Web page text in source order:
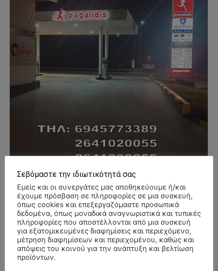
- Advertisment -
Σεβόμαστε την ιδιωτικότητά σας
Εμείς και οι συνεργάτες μας αποθηκεύουμε ή/και
έχουμε πρόσβαση σε πληροφορίες σε μια συσκευή,
όπως cookies και επεξεργαζόμαστε προσωπικά
δεδομένα, όπως μοναδικά αναγνωριστικά και τυπικές
πληροφορίες που αποστέλλονται από μια συσκευή
για εξατομικευμένες διαφημίσεις και περιεχόμενο,
μέτρηση διαφημίσεων και περιεχομένου, καθώς και
απόψεις του κοινού για την ανάπτυξη και βελτίωση
προϊόντων.